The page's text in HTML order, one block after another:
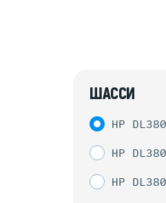
ШАССИ
HP
HP
HP